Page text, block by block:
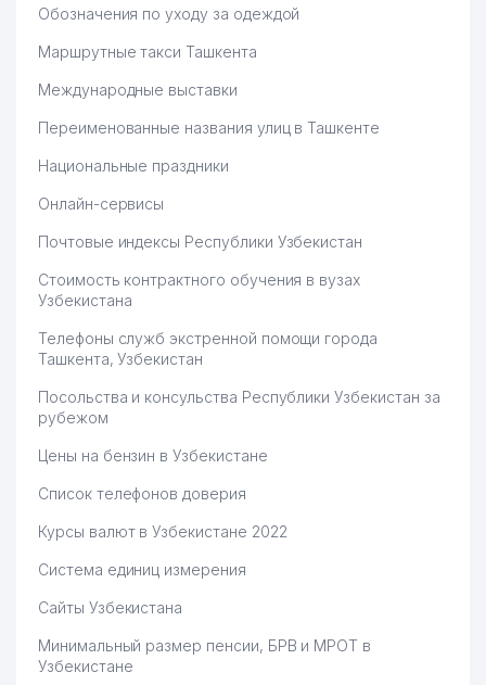
Обозначения по уходу за одеждой
Маршрутные такси Ташкента
Международные выставки
Переименованные названия улиц в Ташкенте
Национальные праздники
Онлайн-сервисы
Почтовые индексы Республики Узбекистан
Стоимость контрактного обучения в вузах
Узбекистана
Телефоны служб экстренной помощи города
Ташкента, Узбекистан
Посольства и консульства Республики Узбекистан за
рубежом
Цены на бензин в Узбекистане
Список телефонов доверия
Курсы валют в Узбекистане 2022
Система единиц измерения
Сайты Узбекистана
Минимальный размер пенсии, БРВ и МРОТ в
Узбекистане